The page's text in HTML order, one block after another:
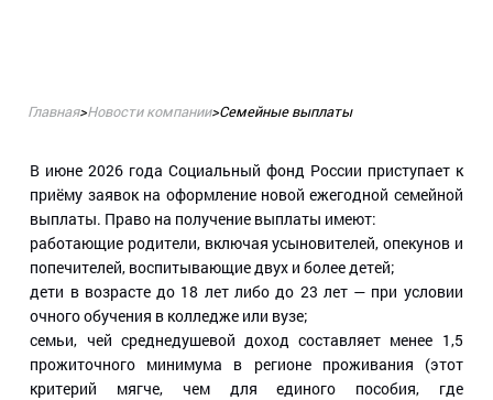
Главная>Новости компании>Семейные выплаты
В июне 2026 года Социальный фонд России приступает к
приёму заявок на оформление новой ежегодной семейной
выплаты. Право на получение выплаты имеют:
работающие родители, включая усыновителей, опекунов и
попечителей, воспитывающие двух и более детей;
дети в возрасте до 18 лет либо до 23 лет — при условии
очного обучения в колледже или вузе;
семьи, чей среднедушевой доход составляет менее 1,5
прожиточного минимума в регионе проживания (этот
критерий мягче, чем для единого пособия, где